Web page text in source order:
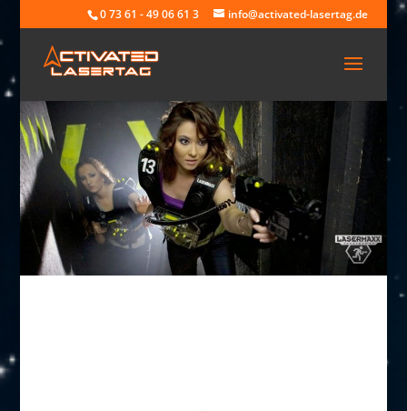
0 73 61 - 49 06 61 3 info@activated-lasertag.de